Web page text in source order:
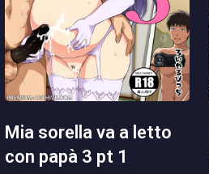
mia sorella va a letto
con papà 3 pt 1